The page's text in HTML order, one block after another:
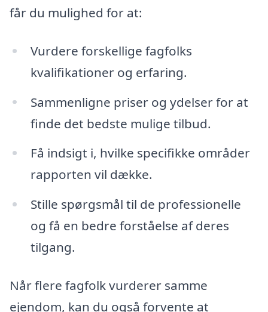
får du mulighed for at:
Vurdere forskellige fagfolks
kvalifikationer og erfaring.
Sammenligne priser og ydelser for at
finde det bedste mulige tilbud.
Få indsigt i, hvilke specifikke områder
rapporten vil dække.
Stille spørgsmål til de professionelle
og få en bedre forståelse af deres
tilgang.
Når flere fagfolk vurderer samme
ejendom, kan du også forvente at